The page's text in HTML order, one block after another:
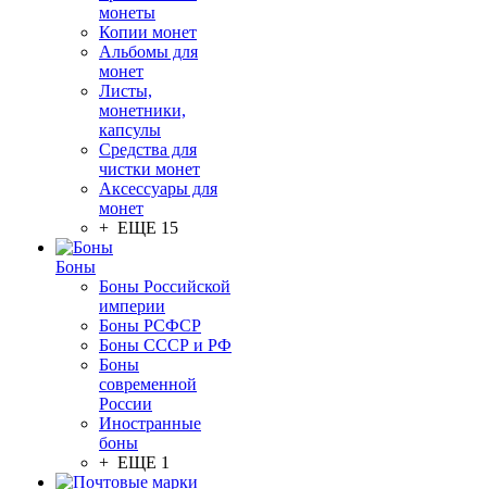
монеты
Копии монет
Альбомы для
монет
Листы,
монетники,
капсулы
Средства для
чистки монет
Аксессуары для
монет
+ ЕЩЕ 15
Боны
Боны Российской
империи
Боны РСФСР
Боны СССР и РФ
Боны
современной
России
Иностранные
боны
+ ЕЩЕ 1